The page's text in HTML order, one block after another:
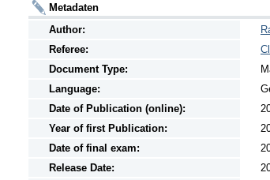
Metadaten
Author:
Referee:
Document Type:
Language:
Date of Publication (online):
Year of first Publication:
Date of final exam:
Release Date: